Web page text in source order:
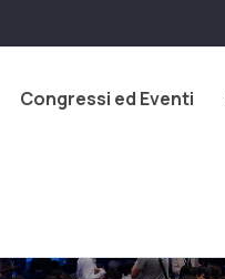
Congressi ed Eventi